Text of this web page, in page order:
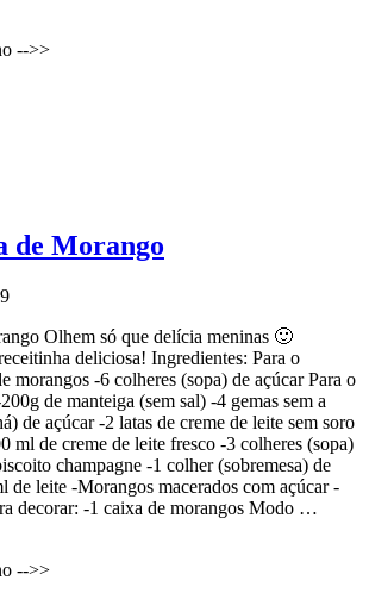
-->>
de Morango
Olhem só que delícia meninas 🙂
deliciosa! Ingredientes: Para o
morangos -6 colheres (sopa) de açúcar Para o
de manteiga (sem sal) -4 gemas sem a
de açúcar -2 latas de creme de leite sem soro
ml de creme de leite fresco -3 colheres (sopa)
champagne -1 colher (sobremesa) de
de leite -Morangos macerados com açúcar -
decorar: -1 caixa de morangos Modo …
-->>